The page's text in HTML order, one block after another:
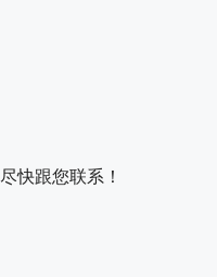
快跟您联系！